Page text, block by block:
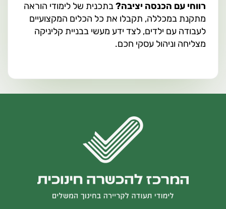
רווחי עם הכנסה יציבה?בתכנית של לימודי הוראה
מתקנת במכללה, תקבלו את כל הכלים המקצועיים
לעבודה עם ילדים, לצד ידע מעשי בבניית קליניקה
מצליחה וניהול עסקי חכם.